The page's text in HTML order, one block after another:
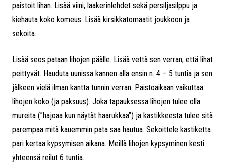
paistoit lihan. Lisää viini, laakerinlehdet sekä persiljasilppu ja
kiehauta koko komeus. Lisää kirsikkatomaatit joukkoon ja
sekoita.
Lisää seos pataan lihojen päälle. Lisää vettä sen verran, että lihat
peittyvät. Hauduta uunissa kannen alla ensin n. 4 – 5 tuntia ja sen
jälkeen vielä ilman kantta tunnin verran. Paistoaikaan vaikuttaa
lihojen koko (ja paksuus). Joka tapauksessa lihojen tulee olla
mureita (”hajoaa kun näytät haarukkaa”) ja kastikkeesta tulee sitä
parempaa mitä kauemmin pata saa hautua. Sekoittele kastiketta
pari kertaa kypsymisen aikana. Meillä lihojen kypsyminen kesti
yhteensä reilut 6 tuntia.